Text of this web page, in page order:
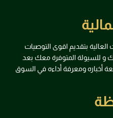
العالية بتقديم اقوى التوصيات
و للسيولة المتوفرة معك بعد
أخباره ومعرفة أداءه في السوق